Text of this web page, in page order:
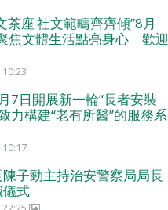
茶座‧社文範疇齊齊傾”8月
焦文體生活點亮身心 歡迎
7日開展新一輪“長者安裝
力構建“老有所醫”的服務系
子勁主持治安警察局局長
式